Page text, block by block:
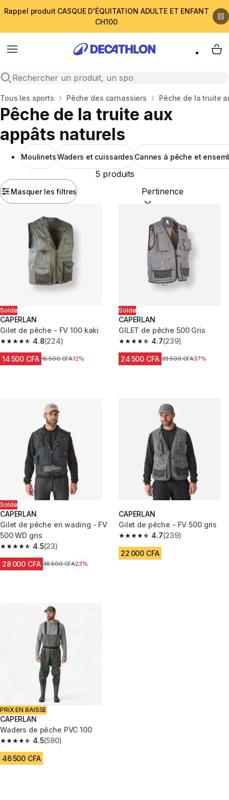
Rappel produit CASQUE D'ÉQUITATION ADULTE ET ENFANT
CH100
Menu
Open search
My
Accueil
Tous les sports Pêche des carnassiers Pêche de la truite
Pêche de la truite aux
appâts naturels
MoulinetsWaders et cuissardes Cannes à pêche et
Masquer les filtres
5 produits
Trier par :(optional)
Solde
CAPERLAN
Gilet de pêche - FV 100 kaki
4.8
4.8 out of 5 stars from 224 reviews
(224)
14 500 CFA Prix avant réduction
16 500 CFA12%
Solde
CAPERLAN
GILET de pêche 500 Gris
4.7
4.7 out of 5 stars from 239
(239)
24 500 CFA Prix avant réduction
39 500 CFA37%
Solde
CAPERLAN
Gilet de pêche en wading - FV
500 WD gris
4.5
4.5 out of 5 stars from 23 reviews
(23)
28 000 CFA Prix avant réduction
36 500 CFA23%
CAPERLAN
Gilet de pêche - FV 500 gris
4.7
4.7 out of 5 stars from 239
(239)
22 000 CFA
PRIX EN BAISSE
CAPERLAN
Waders de pêche PVC 100
4.5
4.5 out of 5 stars from 590 reviews
(590)
46 500 CFA